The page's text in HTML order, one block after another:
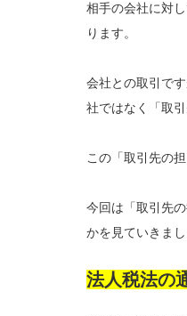
相手の会社に対
ります。
会社との取引で
社ではなく「取
この「取引先の
今回は「取引先
かを見ていきまし
法人税法の